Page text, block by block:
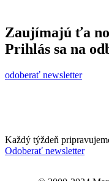
Zaujímajú ťa
Prihlás sa na
odoberať newsletter
Každý týždeň
Odoberať newsletter